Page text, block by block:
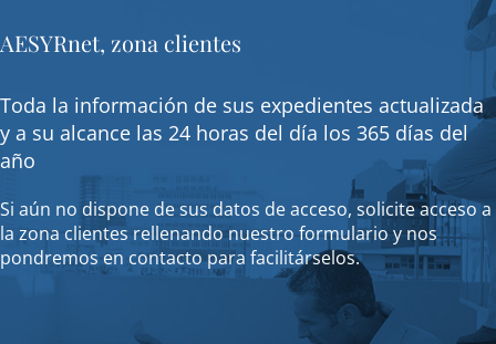
AESYRnet, zona clientes
Toda la información de sus expedientes actualizada
y a su alcance las 24 horas del día los 365 días del
año
Si aún no dispone de sus datos de acceso, solicite acceso a
la zona clientes rellenando nuestro formulario y nos
pondremos en contacto para facilitárselos.